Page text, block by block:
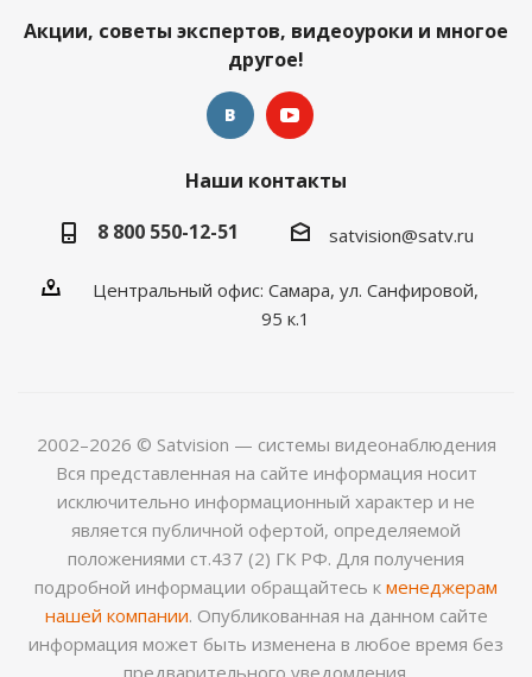
Акции, советы экспертов, видеоуроки и многое
другое!
Наши контакты
8 800 550-12-51
satvision@satv.ru
Центральный офис: Самара, ул. Санфировой,
95 к.1
2002–2026 © Satvision — системы видеонаблюдения
Вся представленная на сайте информация носит
исключительно информационный характер и не
является публичной офертой, определяемой
положениями ст.437 (2) ГК РФ. Для получения
подробной информации обращайтесь к менеджерам
нашей компании. Опубликованная на данном сайте
информация может быть изменена в любое время без